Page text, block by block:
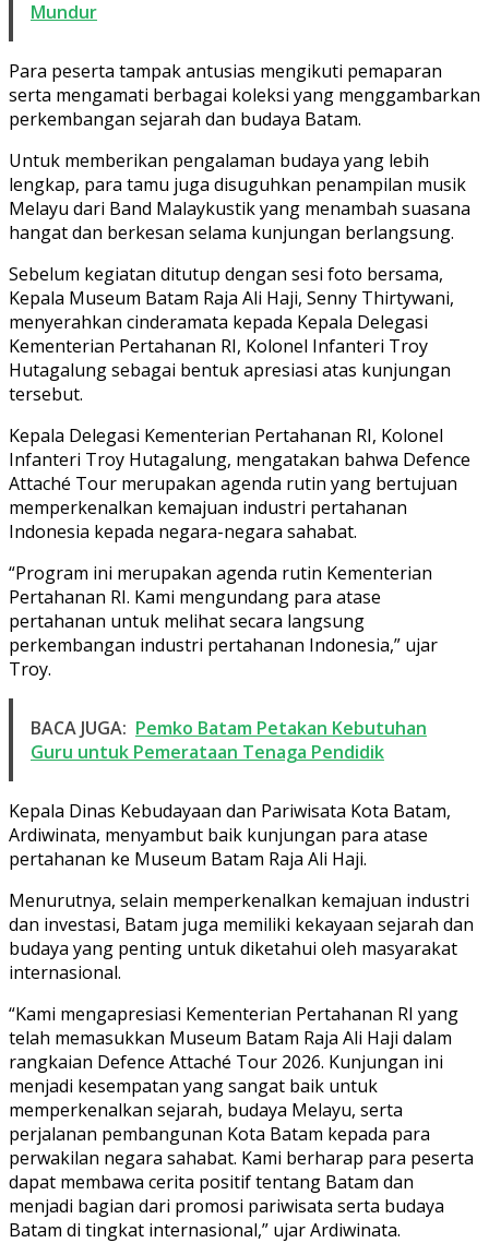
Mundur
Para peserta tampak antusias mengikuti pemaparan
serta mengamati berbagai koleksi yang menggambarkan
perkembangan sejarah dan budaya Batam.
Untuk memberikan pengalaman budaya yang lebih
lengkap, para tamu juga disuguhkan penampilan musik
Melayu dari Band Malaykustik yang menambah suasana
hangat dan berkesan selama kunjungan berlangsung.
Sebelum kegiatan ditutup dengan sesi foto bersama,
Kepala Museum Batam Raja Ali Haji, Senny Thirtywani,
menyerahkan cinderamata kepada Kepala Delegasi
Kementerian Pertahanan RI, Kolonel Infanteri Troy
Hutagalung sebagai bentuk apresiasi atas kunjungan
tersebut.
Kepala Delegasi Kementerian Pertahanan RI, Kolonel
Infanteri Troy Hutagalung, mengatakan bahwa Defence
Attaché Tour merupakan agenda rutin yang bertujuan
memperkenalkan kemajuan industri pertahanan
Indonesia kepada negara-negara sahabat.
“Program ini merupakan agenda rutin Kementerian
Pertahanan RI. Kami mengundang para atase
pertahanan untuk melihat secara langsung
perkembangan industri pertahanan Indonesia,” ujar
Troy.
BACA JUGA: Pemko Batam Petakan Kebutuhan
Guru untuk Pemerataan Tenaga Pendidik
Kepala Dinas Kebudayaan dan Pariwisata Kota Batam,
Ardiwinata, menyambut baik kunjungan para atase
pertahanan ke Museum Batam Raja Ali Haji.
Menurutnya, selain memperkenalkan kemajuan industri
dan investasi, Batam juga memiliki kekayaan sejarah dan
budaya yang penting untuk diketahui oleh masyarakat
internasional.
“Kami mengapresiasi Kementerian Pertahanan RI yang
telah memasukkan Museum Batam Raja Ali Haji dalam
rangkaian Defence Attaché Tour 2026. Kunjungan ini
menjadi kesempatan yang sangat baik untuk
memperkenalkan sejarah, budaya Melayu, serta
perjalanan pembangunan Kota Batam kepada para
perwakilan negara sahabat. Kami berharap para peserta
dapat membawa cerita positif tentang Batam dan
menjadi bagian dari promosi pariwisata serta budaya
Batam di tingkat internasional,” ujar Ardiwinata.